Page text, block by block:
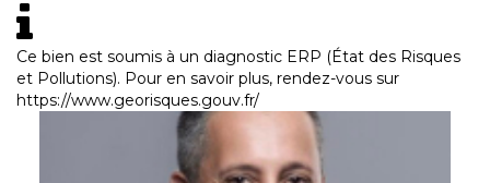
Ce bien est soumis à un diagnostic ERP (État des Risques
et Pollutions). Pour en savoir plus, rendez-vous sur
https://www.georisques.gouv.fr/